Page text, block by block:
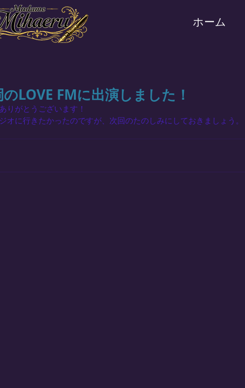
ホーム
LOVE FMに出演しました！
りがとうございます！
オに行きたかったのですが、次回のたのしみにしておきましょう。